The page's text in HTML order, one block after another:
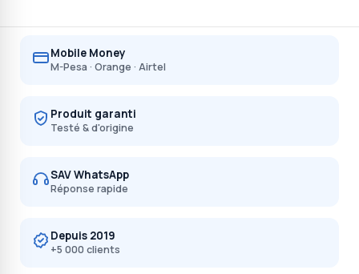
Mobile Money
M-Pesa · Orange · Airtel
Produit garanti
Testé & d'origine
SAV WhatsApp
Réponse rapide
Depuis 2019
+5 000 clients